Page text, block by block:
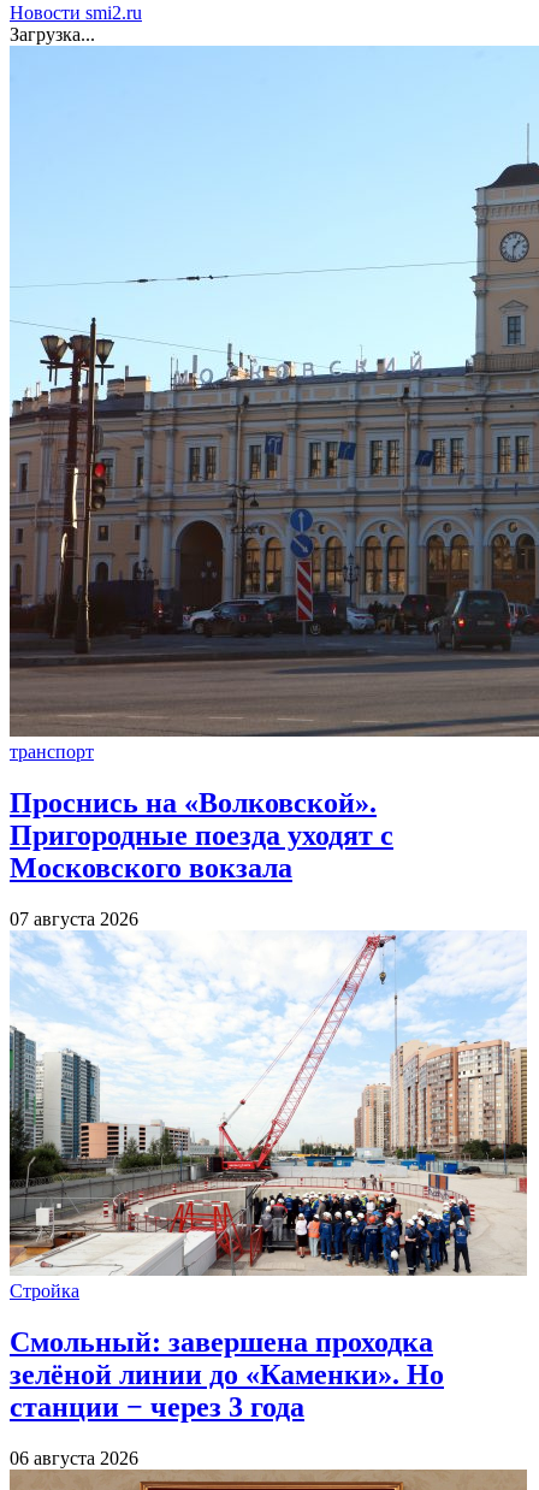
Новости smi2.ru
Загрузка...
транспорт
Проснись на «Волковской».
Пригородные поезда уходят с
Московского вокзала
07 августа 2026
Стройка
Смольный: завершена проходка
зелёной линии до «Каменки». Но
станции − через 3 года
06 августа 2026